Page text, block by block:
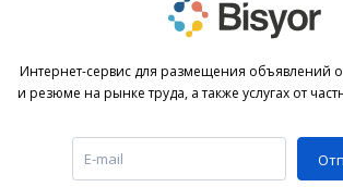
Интернет-сервис для размещения объявлений о
и резюме на рынке труда, а также услугах от